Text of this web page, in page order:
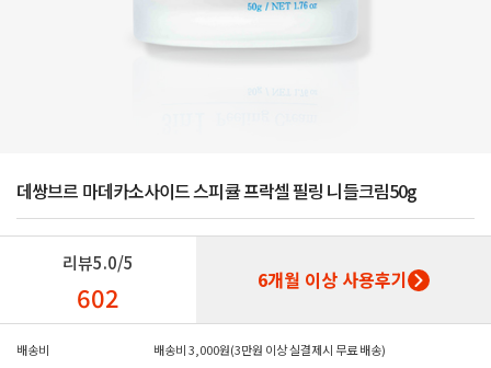
데쌍브르 마데카소사이드 스피큘 프락셀 필링 니들크림50g
리뷰5.0/5
602 6개월 이상 사용후기
배송비
배송비 3,000원(3만원 이상 실결제시 무료 배송)